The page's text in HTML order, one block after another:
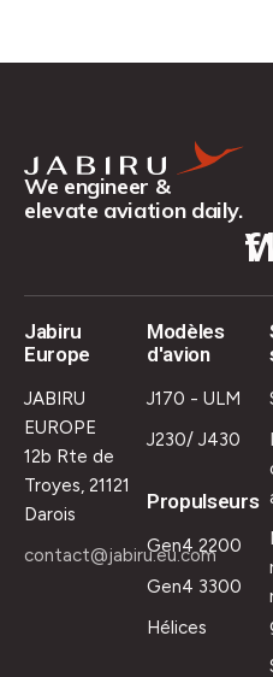
We engineer &
elevate aviation daily.
We
Jabiru
Europe
JABIRU
EUROPE
12b Rte de
Troyes, 21121
Darois
contact@jabiru.eu.com
Modèles
d'avion
J170 - ULM
J230/ J430
Propulseurs
Gen4 2200
Gen4 3300
Hélices